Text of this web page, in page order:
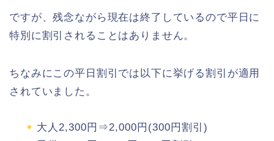
ですが、残念ながら現在は終了しているので平日に
特別に割引されることはありません。
ちなみにこの平日割引では以下に挙げる割引が適用
されていました。
大人2,300円⇒2,000円(300円割引)